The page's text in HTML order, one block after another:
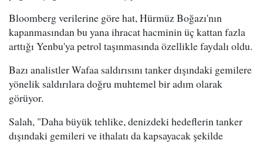
Bloomberg verilerine göre hat, Hürmüz Boğazı'nın
kapanmasından bu yana ihracat hacminin üç kattan fazla
arttığı Yenbu'ya petrol taşınmasında özellikle faydalı oldu.
Bazı analistler Wafaa saldırısını tanker dışındaki gemilere
yönelik saldırılara doğru muhtemel bir adım olarak
görüyor.
Salah, "Daha büyük tehlike, denizdeki hedeflerin tanker
dışındaki gemileri ve ithalatı da kapsayacak şekilde